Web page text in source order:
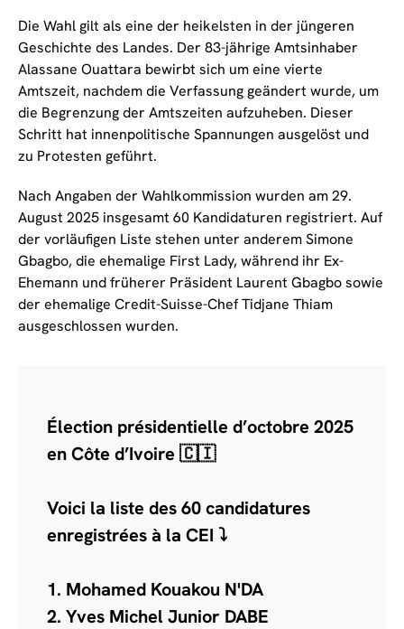
Die Wahl gilt als eine der heikelsten in der jüngeren
Geschichte des Landes. Der 83-jährige Amtsinhaber
Alassane Ouattara bewirbt sich um eine vierte
Amtszeit, nachdem die Verfassung geändert wurde, um
die Begrenzung der Amtszeiten aufzuheben. Dieser
Schritt hat innenpolitische Spannungen ausgelöst und
zu Protesten geführt.
Nach Angaben der Wahlkommission wurden am 29.
August 2025 insgesamt 60 Kandidaturen registriert. Auf
der vorläufigen Liste stehen unter anderem Simone
Gbagbo, die ehemalige First Lady, während ihr Ex-
Ehemann und früherer Präsident Laurent Gbagbo sowie
der ehemalige Credit-Suisse-Chef Tidjane Thiam
ausgeschlossen wurden.
Élection présidentielle d’octobre 2025
en Côte d’Ivoire 🇨🇮
Voici la liste des 60 candidatures
enregistrées à la CEI ⤵️
1. Mohamed Kouakou N'DA
2. Yves Michel Junior DABE